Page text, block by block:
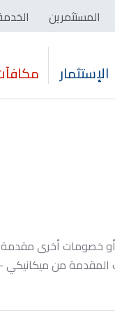
المستثمرين
الإستثمار
خصومات أخرى مقدمة
من ميكانيكي